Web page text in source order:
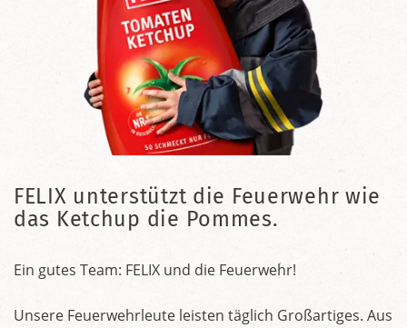
FELIX unterstützt die Feuerwehr wie
das Ketchup die Pommes.
Ein gutes Team: FELIX und die Feuerwehr!
Unsere Feuerwehrleute leisten täglich Großartiges. Aus